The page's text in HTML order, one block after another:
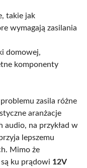
takie jak
wymagają zasilania
domowej,
komponenty
problemu zasila różne
aranżacje
audio, na przykład w
lepszemu
Mimo że
ku prądowi 12V